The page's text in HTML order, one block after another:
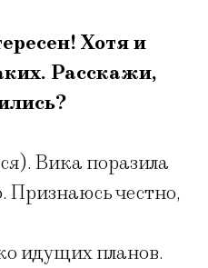
Хотя и
Расскажи,
Вика поразила
Признаюсь честно,
идущих планов.